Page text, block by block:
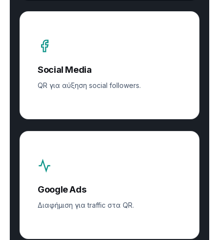
Social Media
QR για αύξηση social followers.
Google Ads
Διαφήμιση για traffic στα QR.